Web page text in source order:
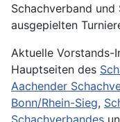
Schachverband
ausgepielten
Aktuelle Vorstands-
Hauptseiten des
Aachender
Bonn/Rhein-Sieg,